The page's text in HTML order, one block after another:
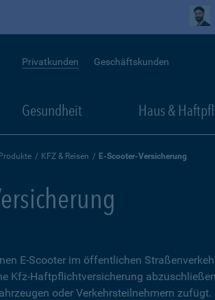
Privatkunden Geschäftskunden
Gesundheit Haus &
Produkte KFZ & Reisen E-Scooter-Versicherung
E-Scooter im öffentlichen
Kfz-Haftpflichtversicherung
oder Verkehrsteilnehmern zufügt.